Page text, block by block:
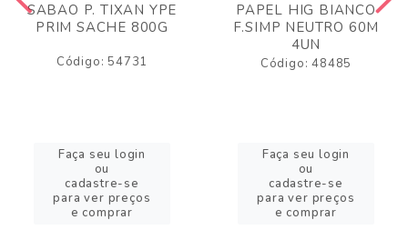
SABAO P. TIXAN YPE
PRIM SACHE 800G
Código: 54731
Faça seu login
ou
cadastre-se
para ver preços
e comprar
PAPEL HIG BIANCO
F.SIMP NEUTRO 60M
4UN
Código: 48485
Faça seu login
ou
cadastre-se
para ver preços
e comprar